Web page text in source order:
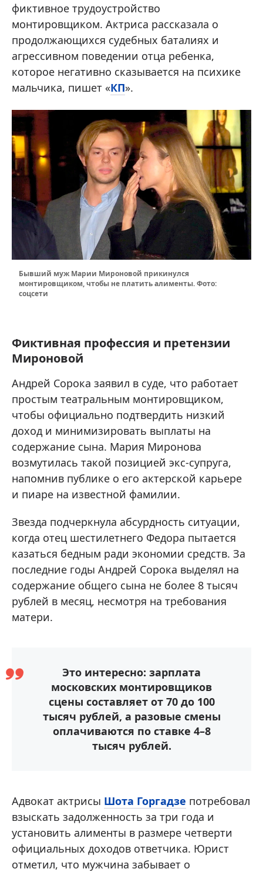
фиктивное трудоустройство
монтировщиком. Актриса рассказала о
продолжающихся судебных баталиях и
агрессивном поведении отца ребенка,
которое негативно сказывается на психике
мальчика, пишет «КП».
Бывший муж Марии Мироновой прикинулся
монтировщиком, чтобы не платить алименты. Фото:
соцсети
Фиктивная профессия и претензии
Мироновой
Андрей Сорока заявил в суде, что работает
простым театральным монтировщиком,
чтобы официально подтвердить низкий
доход и минимизировать выплаты на
содержание сына. Мария Миронова
возмутилась такой позицией экс-супруга,
напомнив публике о его актерской карьере
и пиаре на известной фамилии.
Звезда подчеркнула абсурдность ситуации,
когда отец шестилетнего Федора пытается
казаться бедным ради экономии средств. За
последние годы Андрей Сорока выделял на
содержание общего сына не более 8 тысяч
рублей в месяц, несмотря на требования
матери.
Это интересно: зарплата
московских монтировщиков
сцены составляет от 70 до 100
тысяч рублей, а разовые смены
оплачиваются по ставке 4–8
тысяч рублей.
Адвокат актрисы Шота Горгадзе потребовал
взыскать задолженность за три года и
установить алименты в размере четверти
официальных доходов ответчика. Юрист
отметил, что мужчина забывает о